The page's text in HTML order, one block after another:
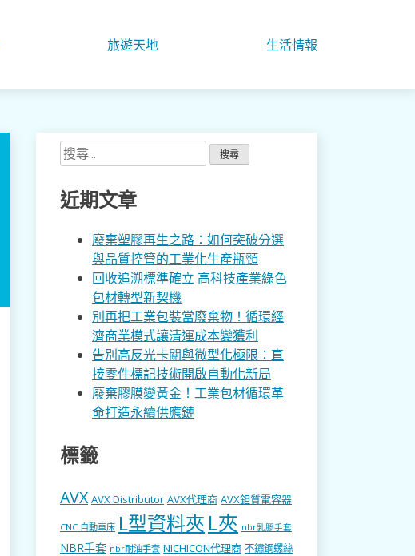
旅遊天地 生活情報
搜
尋
關
鍵
近期文章
廢棄塑膠再生之路：如何突破分選
與品質控管的工業化生產瓶頸
回收追溯標準確立 高科技產業綠色
包材轉型新契機
別再把工業包裝當廢棄物！循環經
濟商業模式讓清運成本變獲利
告別高反光卡關與微型化極限：直
接零件標記技術開啟自動化新局
廢棄膠膜變黃金！工業包材循環革
命打造永續供應鏈
標籤
AVX AVX Distributor AVX代理商 AVX鉭質電容器
CNC 自動車床 L型資料夾 L夾 nbr乳膠手套
NBR手套 nbr耐油手套 NICHICON代理商 不鏽鋼螺絲